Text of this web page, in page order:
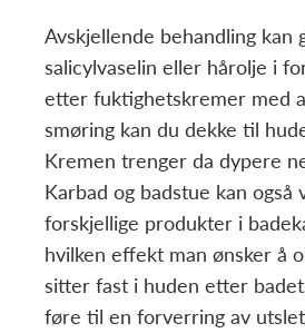
Avskjellende behandling kan
salicylvaselin eller hårolje i
etter fuktighetskremer med
smøring kan du dekke til
Kremen trenger da dypere
Karbad og badstue kan
forskjellige produkter i
hvilken effekt man ønsker å
sitter fast i huden etter
føre til en forverring av